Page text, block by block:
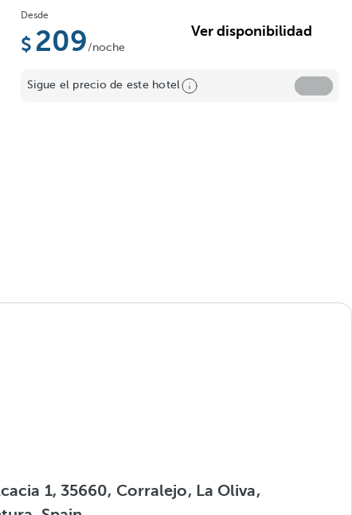
Desde
209/noche
Ver disponibilidad
Sigue el precio de este hotel
1, 35660, Corralejo, La Oliva,